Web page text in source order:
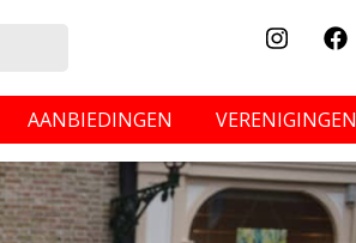
AANBIEDINGEN VERENIGINGEN